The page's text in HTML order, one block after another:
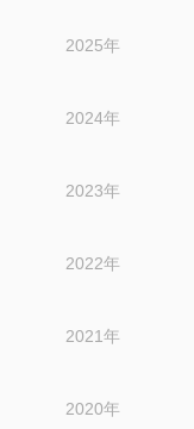
2025年
2024年
2023年
2022年
2021年
2020年